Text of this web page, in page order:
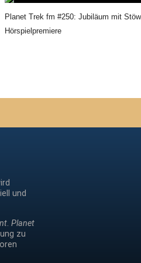
Planet Trek fm #250: Jubiläum mit
Hörspielpremiere
und
. Planet
zu